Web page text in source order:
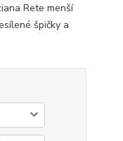
Rete menší
špičky a